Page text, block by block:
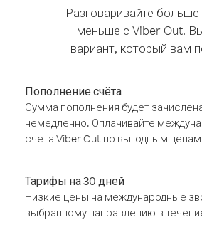
Разговаривайте больше
меньше с Viber Out.
вариант, который вам
Пополнение счёта
Сумма пополнения будет
немедленно. Оплачивайте
счёта Viber Out по выгодным
Тарифы на 30 дней
Низкие цены на международные
выбранному направлению в